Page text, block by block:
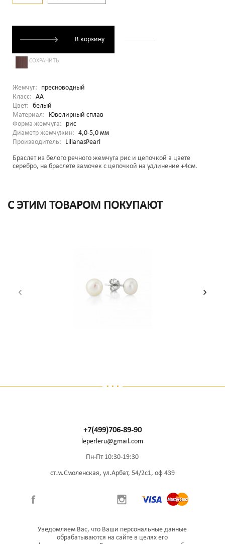
В корзину
СОХРАНИТЬ
Жемчуг:
пресноводный
Класс: AA
Цвет: белый
Материал:
Ювелирный сплав
Форма жемчуга:
рис
Диаметр жемчужин: 4,0-5,0 мм
Производитель:
LilianasPearl
Браслет из белого речного жемчуга рис и цепочкой в цвете
серебро, на браслете замочек с цепочкой на удлинение +4см.
С ЭТИМ ТОВАРОМ ПОКУПАЮТ
+7(499)706-89-90
leperleru@gmail.com
Пн-Пт 10:30-19:30
ст.м.Смоленская, ул.Арбат, 54/2с1, оф 439
Уведомляем Вас, что Ваши персональные данные
обрабатываются на сайте в целях его